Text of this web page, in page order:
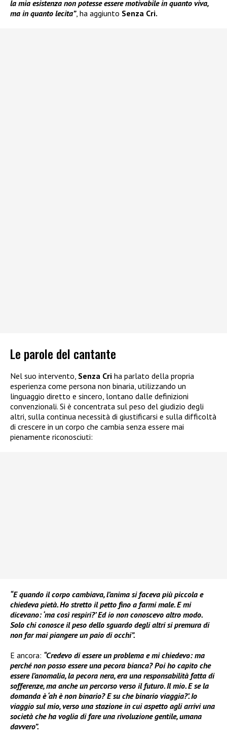
la mia esistenza non potesse essere motivabile in quanto viva,
ma in quanto lecita”, ha aggiunto Senza Cri.
Le parole del cantante
Nel suo intervento, Senza Cri ha parlato della propria
esperienza come persona non binaria, utilizzando un
linguaggio diretto e sincero, lontano dalle definizioni
convenzionali. Si è concentrata sul peso del giudizio degli
altri, sulla continua necessità di giustificarsi e sulla difficoltà
di crescere in un corpo che cambia senza essere mai
pienamente riconosciuti:
“E quando il corpo cambiava, l’anima si faceva più piccola e
chiedeva pietà. Ho stretto il petto fino a farmi male. E mi
dicevano: ‘ma così respiri?’ Ed io non conoscevo altro modo.
Solo chi conosce il peso dello sguardo degli altri si premura di
non far mai piangere un paio di occhi”.
E ancora: “Credevo di essere un problema e mi chiedevo: ma
perché non posso essere una pecora bianca? Poi ho capito che
essere l’anomalia, la pecora nera, era una responsabilità fatta di
sofferenze, ma anche un percorso verso il futuro. Il mio. E se la
domanda è ‘ah è non binario? E su che binario viaggia?’. Io
viaggio sul mio, verso una stazione in cui aspetto agli arrivi una
società che ha voglia di fare una rivoluzione gentile, umana
davvero”.